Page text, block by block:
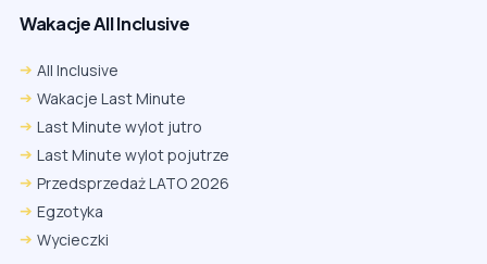
Wakacje All Inclusive
All Inclusive
Wakacje Last Minute
Last Minute wylot jutro
Last Minute wylot pojutrze
Przedsprzedaż LATO 2026
Egzotyka
Wycieczki